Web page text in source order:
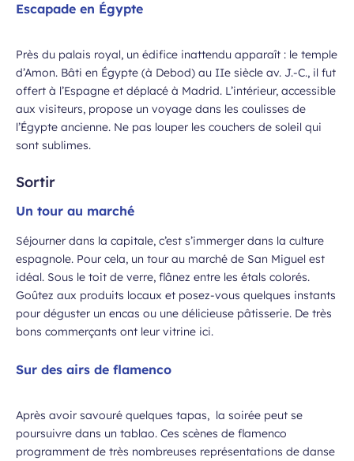
Escapade en Égypte
Près du palais royal, un édifice inattendu apparaît : le temple
d’Amon. Bâti en Égypte (à Debod) au IIe siècle av. J.-C., il fut
offert à l’Espagne et déplacé à Madrid. L’intérieur, accessible
aux visiteurs, propose un voyage dans les coulisses de
l’Égypte ancienne. Ne pas louper les couchers de soleil qui
sont sublimes.
Sortir
Un tour au marché
Séjourner dans la capitale, c’est s’immerger dans la culture
espagnole. Pour cela, un tour au marché de San Miguel est
idéal. Sous le toit de verre, flânez entre les étals colorés.
Goûtez aux produits locaux et posez-vous quelques instants
pour déguster un encas ou une délicieuse pâtisserie. De très
bons commerçants ont leur vitrine ici.
Sur des airs de flamenco
Après avoir savouré quelques tapas, la soirée peut se
poursuivre dans un tablao. Ces scènes de flamenco
programment de très nombreuses représentations de danse